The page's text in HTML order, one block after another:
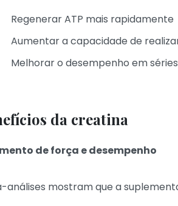
Regenerar ATP mais rapidamente
Aumentar a capacidade de
Melhorar o desempenho em
da creatina
de força e desempenho
análises mostram que a